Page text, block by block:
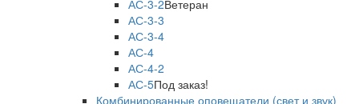
АС-3-2Ветеран
АС-3-3
АС-3-4
АС-4
АС-4-2
АС-5Под заказ!
Комбинированные оповещатели (свет и звук)